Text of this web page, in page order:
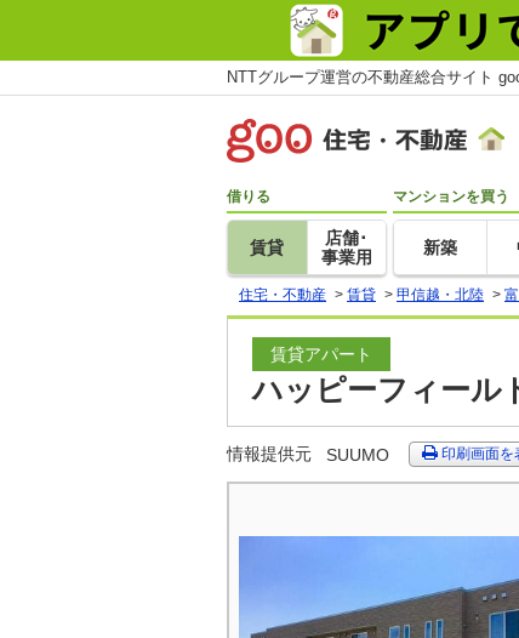
NTTグループ運営の不動産総合サイト
借りる
賃貸
店舗･
事業用
マンションを買う
新築
住宅・不動産 > 賃貸 > 甲信越・北陸 >
賃貸アパート
ハッピーフィール
情報提供元 SUUMO 印刷画面を